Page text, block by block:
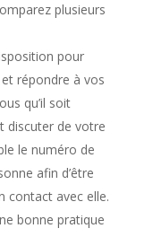
plusieurs
pour
répondre à vos
qu’il soit
discuter de votre
le numéro de
afin d’être
contact avec elle.
bonne pratique